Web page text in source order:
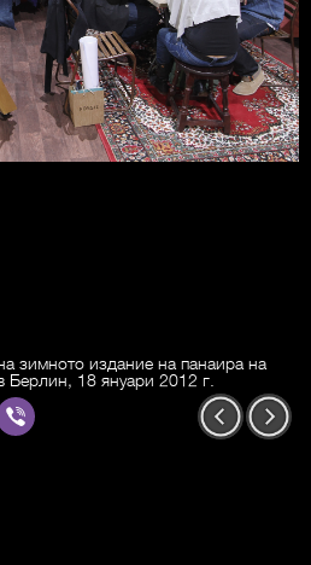
зимното издание на панаира на
Берлин, 18 януари 2012 г.